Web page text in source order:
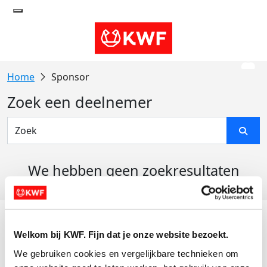
Welkom bij KWF. Fijn dat je onze website bezoekt.
We gebruiken cookies en vergelijkbare technieken om
Sponsor
Zoek een deelnemer
We hebben geen zoekresultaten
Actiematerialen
Evenementen